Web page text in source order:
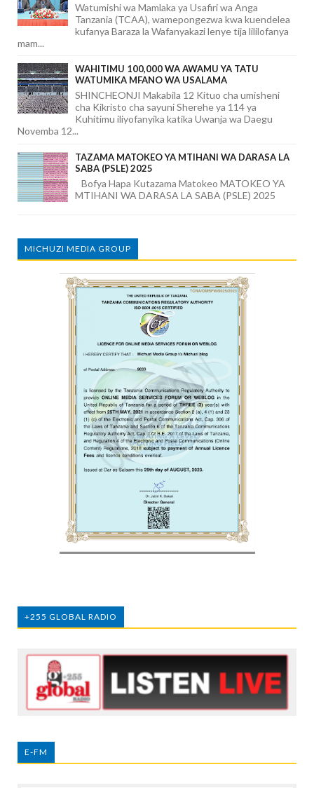
Watumishi wa Mamlaka ya Usafiri wa Anga
Tanzania (TCAA), wamepongezwa kwa kuendelea
kufanya Baraza la Wafanyakazi lenye tija lililofanya
mam...
WAHITIMU 100,000 WA AWAMU YA TATU
WATUMIKA MFANO WA USALAMA
SHINCHEONJI Makabila 12 Kituo cha umisheni
cha Kikristo cha sayuni Sherehe ya 114 ya
Kuhitimu iliyofanyika katika Uwanja wa Daegu
Novemba 12...
TAZAMA MATOKEO YA MTIHANI WA DARASA LA
SABA (PSLE) 2025
Bofya Hapa Kutazama Matokeo MATOKEO YA
MTIHANI WA DARASA LA SABA (PSLE) 2025
MICHUZI MEDIA GROUP
+255 GLOBAL RADIO
E-FM